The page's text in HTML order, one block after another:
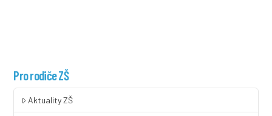
Pro rodiče ZŠ
Aktuality ZŠ